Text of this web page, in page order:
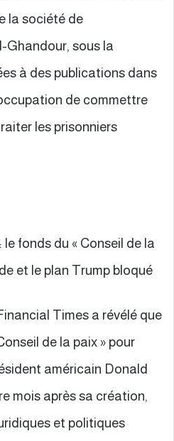
la société de
Ghandour, sous la
à des publications dans
de commettre
les prisonniers
le fonds du « Conseil de la
et le plan Trump bloqué
Times a révélé que
de la paix » pour
américain Donald
mois après sa création,
et politiques